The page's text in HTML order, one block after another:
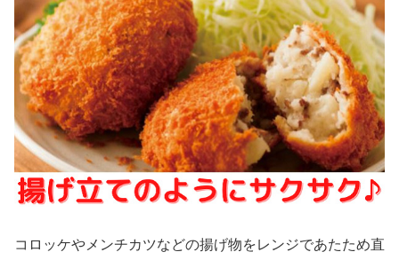
コロッケやメンチカツなどの揚げ物をレンジであたため直